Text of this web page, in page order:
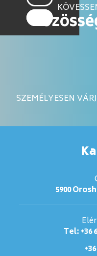
SZEMÉLYESEN
5900
Tel: +36